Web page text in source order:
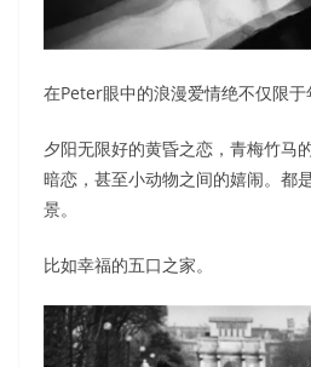
在Peter眼中的浪漫爱情绝不仅限于
夕阳无限好的黄昏之恋，青梅竹马
暗恋，甚至小动物之间的嬉闹。都
景。
比如幸福的五口之家。